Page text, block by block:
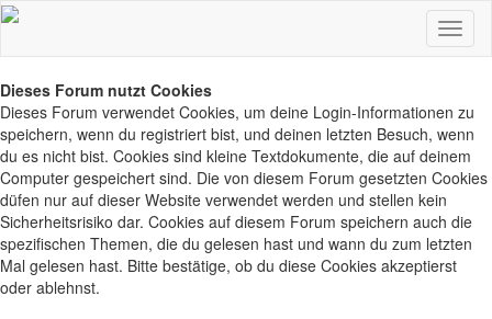
Dieses Forum nutzt Cookies
Dieses Forum verwendet Cookies, um deine Login-Informationen zu
speichern, wenn du registriert bist, und deinen letzten Besuch, wenn
du es nicht bist. Cookies sind kleine Textdokumente, die auf deinem
Computer gespeichert sind. Die von diesem Forum gesetzten Cookies
düfen nur auf dieser Website verwendet werden und stellen kein
Sicherheitsrisiko dar. Cookies auf diesem Forum speichern auch die
spezifischen Themen, die du gelesen hast und wann du zum letzten
Mal gelesen hast. Bitte bestätige, ob du diese Cookies akzeptierst
oder ablehnst.